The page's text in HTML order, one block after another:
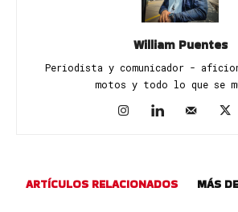
William Puentes
Periodista y comunicador -
motos y todo lo que se
ARTÍCULOS RELACIONADOS MÁS